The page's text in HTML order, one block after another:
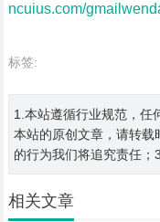
ncuius.com/
标签:
1.本站遵循行业规范，任
本站的原创文章，请转载
的行为我们将追究责任；
相关文章